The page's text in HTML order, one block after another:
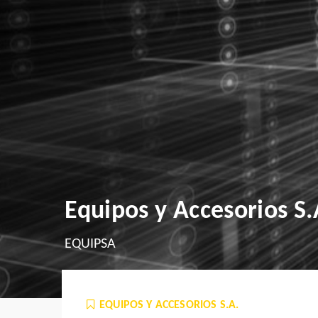
Equipos y Accesorios
EQUIPSA
EQUIPOS Y ACCESORIOS S.A.